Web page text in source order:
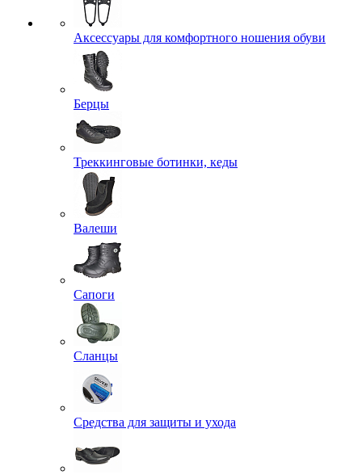
Аксессуары для комфортного ношения обуви
Берцы
Треккинговые ботинки, кеды
Валеши
Сапоги
Сланцы
Средства для защиты и ухода